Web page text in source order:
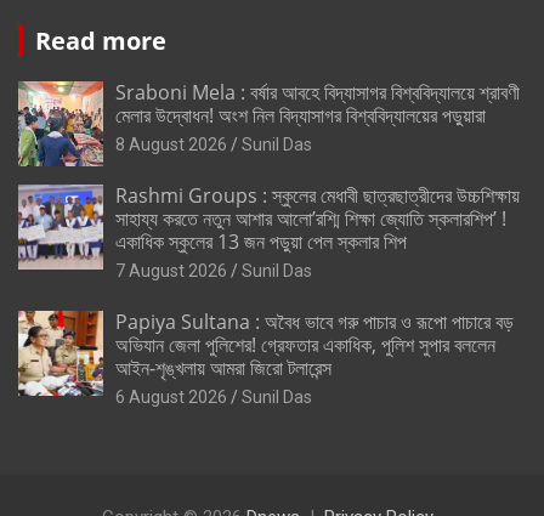
Read more
Sraboni Mela : বর্ষার আবহে বিদ্যাসাগর বিশ্ববিদ্যালয়ে শ্রাবণী
মেলার উদ্বোধন! অংশ নিল বিদ্যাসাগর বিশ্ববিদ্যালয়ের পড়ুয়ারা
8 August 2026 Sunil Das
Rashmi Groups : স্কুলের মেধাবী ছাত্রছাত্রীদের উচ্চশিক্ষায়
সাহায্য করতে নতুন আশার আলো’রশ্মি শিক্ষা জ্যোতি স্কলারশিপ’ !
একাধিক স্কুলের 13 জন পড়ুয়া পেল স্কলার শিপ
7 August 2026 Sunil Das
Papiya Sultana : অবৈধ ভাবে গরু পাচার ও রূপো পাচারে বড়
অভিযান জেলা পুলিশের! গ্রেফতার একাধিক, পুলিশ সুপার বললেন
আইন-শৃঙ্খলায় আমরা জিরো টলারেন্স
6 August 2026 Sunil Das